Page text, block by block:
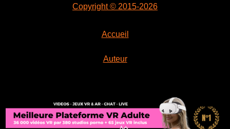
Copyright © 2015-2026
Accueil
Auteur